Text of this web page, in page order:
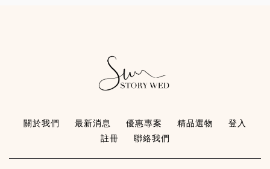
關於我們 最新消息 優惠專案 精品選物
登入
註冊
聯絡我們